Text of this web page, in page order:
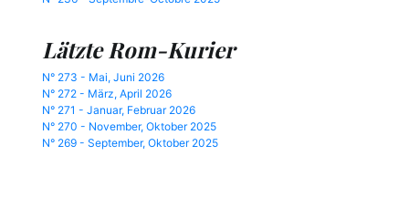
Lätzte Rom-Kurier
N° 273 - Mai, Juni 2026
N° 272 - März, April 2026
N° 271 - Januar, Februar 2026
N° 270 - November, Oktober 2025
N° 269 - September, Oktober 2025